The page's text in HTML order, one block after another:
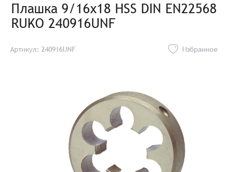
Плашка 9/16x18 HSS DIN EN22568
RUKO 240916UNF
Артикул: 240916UNF Избранное